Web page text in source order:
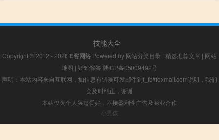
技能大全
Copyright © 2012 - 2026 E客网络 Powered by 网站分类目录 | 精选推荐文章 | 网站
地图 | 疑难解答 陕ICP备05009492号
声明：本站内容来自互联网，如信息有错误可发邮件到f_fb#foxmail.com说明，我们
会及时纠正，谢谢
本站仅为个人兴趣爱好，不接盈利性广告及商业合作
小男孩